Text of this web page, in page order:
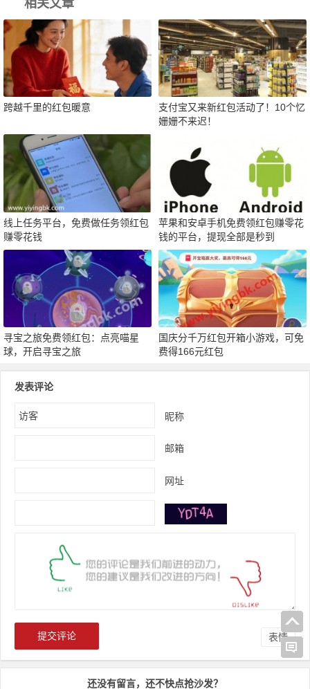
相关文章
跨越千里的红包暖意
支付宝又来新红包活动了！10个忆
姗姗不来迟！
线上任务平台，免费做任务领红包
赚零花钱
苹果和安卓手机免费领红包赚零花
钱的平台，提现全部是秒到
寻宝之旅免费领红包：点亮喵星
球，开启寻宝之旅
国庆分千万红包开箱小游戏，可免
费得166元红包
发表评论
昵称
邮箱
网址
表情
还没有留言，还不快点抢沙发？